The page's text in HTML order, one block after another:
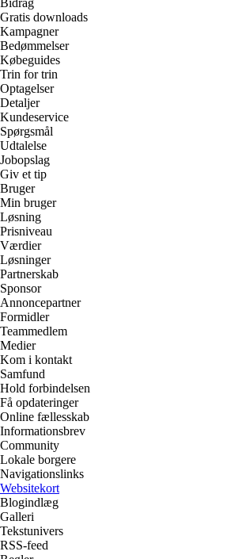
Bidrag
Gratis downloads
Kampagner
Bedømmelser
Købeguides
Trin for trin
Optagelser
Detaljer
Kundeservice
Spørgsmål
Udtalelse
Jobopslag
Giv et tip
Bruger
Min bruger
Løsning
Prisniveau
Værdier
Løsninger
Partnerskab
Sponsor
Annoncepartner
Formidler
Teammedlem
Medier
Kom i kontakt
Samfund
Hold forbindelsen
Få opdateringer
Online fællesskab
Informationsbrev
Community
Lokale borgere
Navigationslinks
Websitekort
Blogindlæg
Galleri
Tekstunivers
RSS-feed